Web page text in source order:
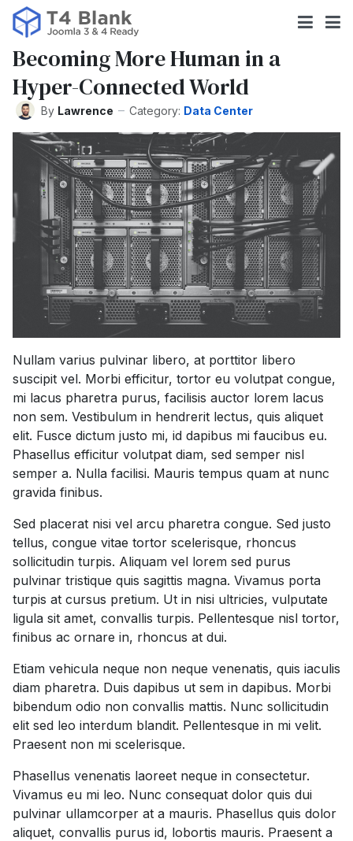
Becoming More Human in a
Hyper-Connected World
By Lawrence Category: Data Center
Nullam varius pulvinar libero, at porttitor libero
suscipit vel. Morbi efficitur, tortor eu volutpat congue,
mi lacus pharetra purus, facilisis auctor lorem lacus
non sem. Vestibulum in hendrerit lectus, quis aliquet
elit. Fusce dictum justo mi, id dapibus mi faucibus eu.
Phasellus efficitur volutpat diam, sed semper nisl
semper a. Nulla facilisi. Mauris tempus quam at nunc
gravida finibus.
Sed placerat nisi vel arcu pharetra congue. Sed justo
tellus, congue vitae tortor scelerisque, rhoncus
sollicitudin turpis. Aliquam vel lorem sed purus
pulvinar tristique quis sagittis magna. Vivamus porta
turpis at cursus pretium. Ut in nisi ultricies, vulputate
ligula sit amet, convallis turpis. Pellentesque nisl tortor,
finibus ac ornare in, rhoncus at dui.
Etiam vehicula neque non neque venenatis, quis iaculis
diam pharetra. Duis dapibus ut sem in dapibus. Morbi
bibendum odio non convallis mattis. Nunc sollicitudin
elit sed leo interdum blandit. Pellentesque in mi velit.
Praesent non mi scelerisque.
Phasellus venenatis laoreet neque in consectetur.
Vivamus eu mi leo. Nunc consequat dolor quis dui
pulvinar ullamcorper at a mauris. Phasellus quis dolor
aliquet, convallis purus id, lobortis mauris. Praesent a